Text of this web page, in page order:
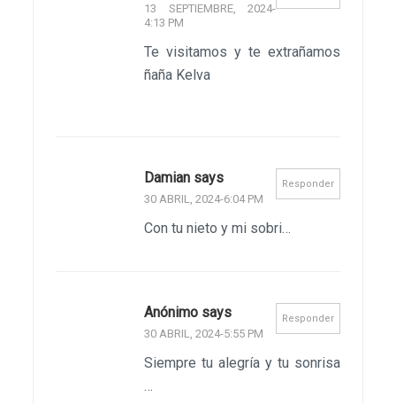
13 SEPTIEMBRE, 2024-
4:13 PM
Te visitamos y te extrañamos
ñaña Kelva
Responder
Damian says
30 ABRIL, 2024-6:04 PM
Con tu nieto y mi sobri…
Responder
Anónimo says
30 ABRIL, 2024-5:55 PM
Siempre tu alegría y tu sonrisa
…